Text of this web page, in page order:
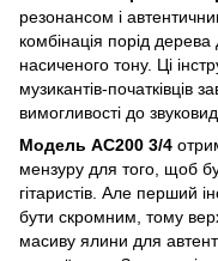
резонансом і
комбінація порід
насиченого тону. Ці
музикантів-початківців
вимогливості до
Модель AC200 3/4
мензуру для того, щоб
гітаристів. Але перший
бути скромним, тому
масиву ялини для